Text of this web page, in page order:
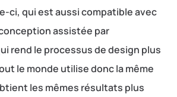
ci, qui est aussi compatible avec
assistée par
rend le processus de design plus
le monde utilise donc la même
les mêmes résultats plus